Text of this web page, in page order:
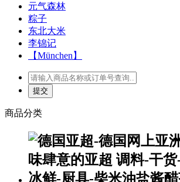
元气森林
粽子
东北大米
李锦记
【München】
商品分类